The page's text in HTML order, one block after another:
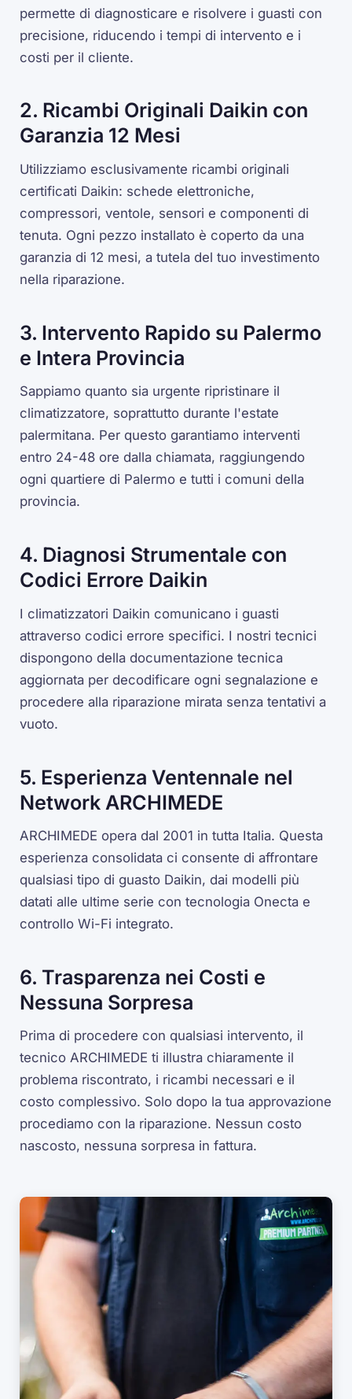
permette di diagnosticare e risolvere i guasti con
precisione, riducendo i tempi di intervento e i
costi per il cliente.
2. Ricambi Originali Daikin con
Garanzia 12 Mesi
Utilizziamo esclusivamente ricambi originali
certificati Daikin: schede elettroniche,
compressori, ventole, sensori e componenti di
tenuta. Ogni pezzo installato è coperto da una
garanzia di 12 mesi, a tutela del tuo investimento
nella riparazione.
3. Intervento Rapido su Palermo
e Intera Provincia
Sappiamo quanto sia urgente ripristinare il
climatizzatore, soprattutto durante l'estate
palermitana. Per questo garantiamo interventi
entro 24-48 ore dalla chiamata, raggiungendo
ogni quartiere di Palermo e tutti i comuni della
provincia.
4. Diagnosi Strumentale con
Codici Errore Daikin
I climatizzatori Daikin comunicano i guasti
attraverso codici errore specifici. I nostri tecnici
dispongono della documentazione tecnica
aggiornata per decodificare ogni segnalazione e
procedere alla riparazione mirata senza tentativi a
vuoto.
5. Esperienza Ventennale nel
Network ARCHIMEDE
ARCHIMEDE opera dal 2001 in tutta Italia. Questa
esperienza consolidata ci consente di affrontare
qualsiasi tipo di guasto Daikin, dai modelli più
datati alle ultime serie con tecnologia Onecta e
controllo Wi-Fi integrato.
6. Trasparenza nei Costi e
Nessuna Sorpresa
Prima di procedere con qualsiasi intervento, il
tecnico ARCHIMEDE ti illustra chiaramente il
problema riscontrato, i ricambi necessari e il
costo complessivo. Solo dopo la tua approvazione
procediamo con la riparazione. Nessun costo
nascosto, nessuna sorpresa in fattura.